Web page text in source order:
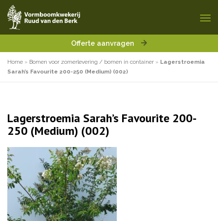
Offerte aanvragen
Home » Bomen voor zomerlevering / bomen in container » Lagerstroemia
Sarah’s Favourite 200-250 (Medium) (002)
Lagerstroemia Sarah’s Favourite 200-
250 (Medium) (002)